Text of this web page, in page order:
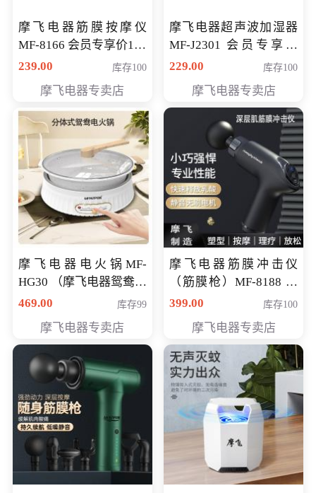
摩飞电器筋膜按摩仪
MF-8166 会员专享价168
元
239.00 库存100
摩飞电器专卖店
摩飞电器超声波加湿器
MF-J2301 会员专享价
168元
229.00 库存100
摩飞电器专卖店
摩飞电器电火锅MF-
HG30 （摩飞电器鸳鸯锅
MF-HG30 ） 会员专享价
469.00 库存99
摩飞电器专卖店
摩飞电器筋膜冲击仪
（筋膜枪）MF-8188 会
员专享价268元
399.00 库存100
摩飞电器专卖店